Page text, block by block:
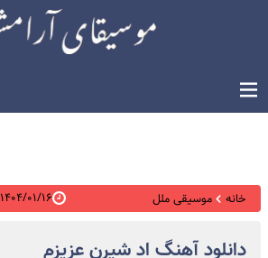
خانه موسیقی ملل ۱۴۰۴/۰۱/۱۶ ۱۵:۲۱:۰۱
دانلود آهنگ اد شیرن عزیزم